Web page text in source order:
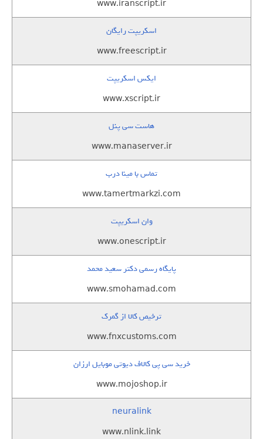
www.iranscript.ir
اسکریپت رایگان
www.freescript.ir
ایکس اسکریپت
www.xscript.ir
هاست سی پنل
www.manaserver.ir
تماس با مینا درب
www.tamertmarkzi.com
وان اسکریپت
www.onescript.ir
پایگاه رسمی دکتر سعید محمد
www.smohamad.com
ترخیص کالا از گمرک
www.fnxcustoms.com
خرید سی پی کالاف دیوتی موبایل ارزان
www.mojoshop.ir
neuralink
www.nlink.link